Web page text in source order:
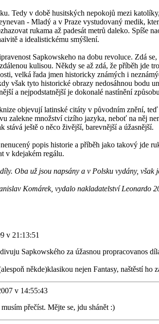
Tedy v době husitských nepokojů mezi
- Mladý a v Praze vystudovaný medik,
rukama až padesát metrů daleko. Spíše
a idealistickému smýšlení.
Sapkowskeho na dobu revoluce. Zdá
kulisou. Někdy se až zdá, že příběh jde
velká řada jmen historicky známých i
však tyto historické obrazy nedosáhnou bodu
a nejpodstatnější je dokonalé nastínění
objevují latinské citáty v původním znění,
zalekne množství cizího jazyka, neboť na něj
stává ještě o něco živější, barevnější a úžasnější.
popis historie a příběh jako takový jde
v kdejakém regálu.
Oba už jsou napsány a v Polsku vydány, však
Komárek, vydalo nakladatelství Leonardo
v 21:13:51
Sapkowského za úžasnou propracovanos
někde)klasikou nejen Fantasy, naštěstí
v 14:55:43
přečíst. Mějte se, jdu shánět :)